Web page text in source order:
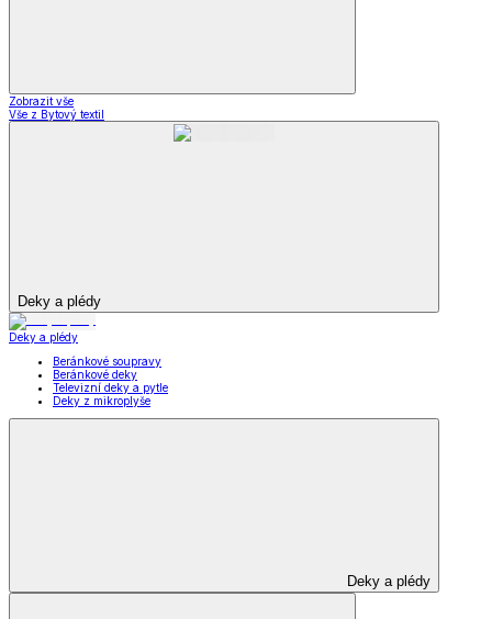
Zobrazit vše
Vše z Bytový textil
Deky a plédy
Deky a plédy
Beránkové soupravy
Beránkové deky
Televizní deky a pytle
Deky z mikroplyše
Deky a plédy